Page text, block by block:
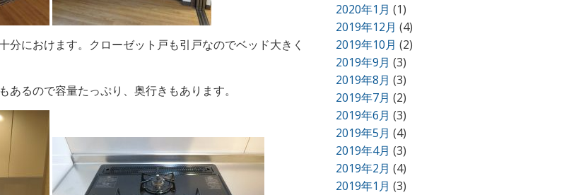
分におけます。クローゼット戸も引戸なのでベッド大きく
あるので容量たっぷり、奥行きもあります。
2020年1月 (1)
2019年12月 (4)
2019年10月 (2)
2019年9月 (3)
2019年8月 (3)
2019年7月 (2)
2019年6月 (3)
2019年5月 (4)
2019年4月 (3)
2019年2月 (4)
2019年1月 (3)